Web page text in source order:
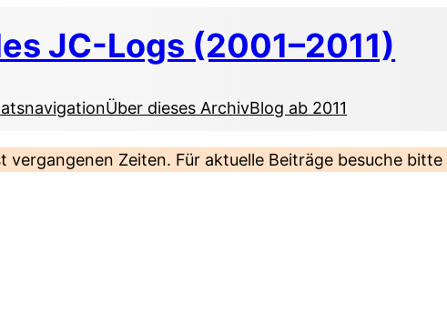
JC-Logs (2001–2011)
Über dieses ArchivBlog ab 2011
vergangenen Zeiten. Für aktuelle Beiträge besuche bitte